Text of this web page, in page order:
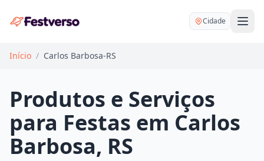
Cidade
Balões delivery
Decoração personalizada
Início / Carlos Barbosa-RS
Produtos e Serviços
para Festas em Carlos
Barbosa, RS